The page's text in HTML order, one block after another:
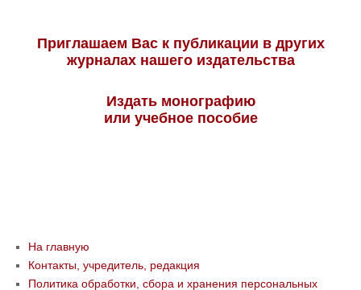
Приглашаем Вас к публикации в других
журналах нашего издательства
Издать монографию
или учебное пособие
На главную
Контакты, учредитель, редакция
Политика обработки, сбора и хранения персональных